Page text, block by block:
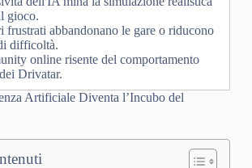
gioco.
frustrati abbandonano le gare o riducono
difficoltà.
online risente del comportamento
Drivatar.
Artificiale Diventa l’Incubo del